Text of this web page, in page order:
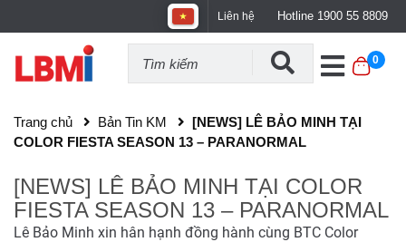
Liên hệ Hotline 1900 55 8809
0
Trang chủ Bản Tin KM
[NEWS] LÊ BẢO MINH TẠI
COLOR FIESTA SEASON 13 – PARANORMAL
[NEWS] LÊ BẢO MINH TẠI COLOR
FIESTA SEASON 13 – PARANORMAL
Lê Bảo Minh xin hân hạnh đồng hành cùng BTC Color